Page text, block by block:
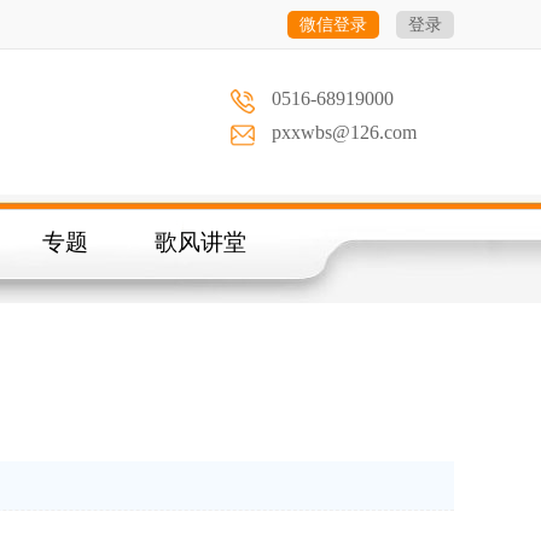
微信登录 登录
0516-68919000
pxxwbs@126.com
专题 歌风讲堂